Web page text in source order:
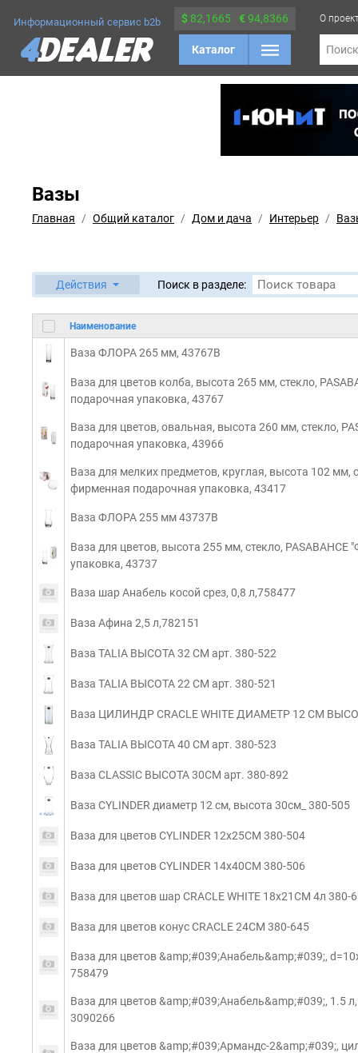
Информационный сервис b2b $ 82,1665 €94,8366
Каталог
О
Поиск
Вазы
Главная Общий каталог Дом и дача Интерьер
Действия Поиск в разделе:
Наименование
Ваза ФЛОРА 265 мм, 43767B
Ваза для цветов колба, высота 265 мм, стекло,
подарочная упаковка, 43767
Ваза для цветов, овальная, высота 260 мм, стекло,
подарочная упаковка, 43966
Ваза для мелких предметов, круглая, высота 102 мм,
фирменная подарочная упаковка, 43417
Ваза ФЛОРА 255 мм 43737B
Ваза для цветов, высота 255 мм, стекло,
упаковка, 43737
Ваза шар Анабель косой срез, 0,8 л,758477
Ваза Афина 2,5 л,782151
Ваза TALIA ВЫСОТА 32 СМ арт. 380-522
Ваза TALIA ВЫСОТА 22 СМ арт. 380-521
Ваза ЦИЛИНДР CRACLE WHITE ДИАМЕТР 12 СМ
Ваза TALIA ВЫСОТА 40 СМ арт. 380-523
Ваза CLASSIC ВЫСОТА 30СМ арт. 380-892
Ваза CYLINDER диаметр 12 см, высота 30см_ 380-505
Ваза для цветов CYLINDER 12x25СМ 380-504
Ваза для цветов CYLINDER 14x40СМ 380-506
Ваза для цветов шар CRACLE WHITE 18x21СМ 4л 380-
Ваза для цветов конус CRACLE 24СМ 380-645
Ваза для цветов &amp;#039;Анабель&amp;#039;,
758479
Ваза для цветов &amp;#039;Анабель&amp;#039;, 1.5
3090266
Ваза для цветов &amp;#039;Армандс-2&amp;#039;,